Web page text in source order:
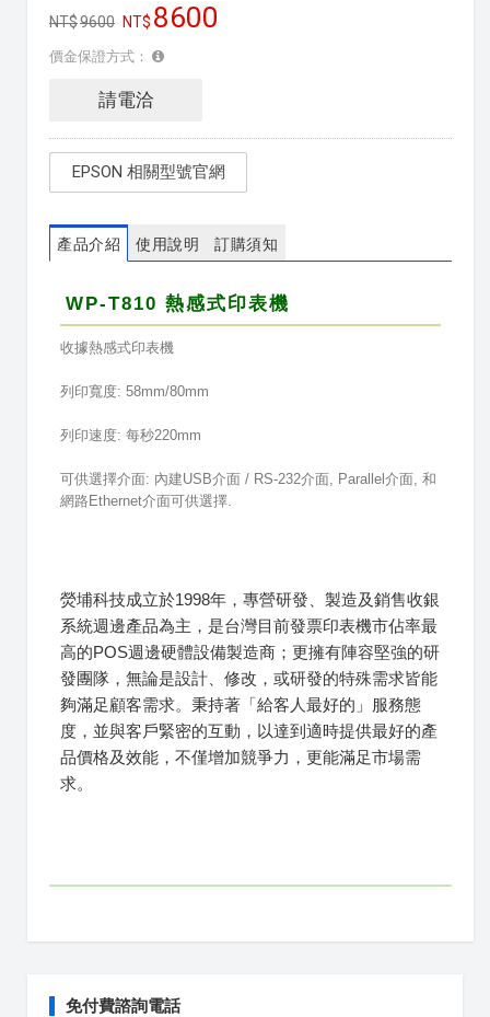
9600 8600
價金保證方式：
請電洽
EPSON 相關型號官網
產品介紹 使用說明 訂購須知
WP-T810 熱感式印表機
收據熱感式印表機
列印寬度: 58mm/80mm
列印速度: 每秒220mm
可供選擇介面: 內建USB介面 / RS-232介面, Parallel介面, 和
網路Ethernet介面可供選擇.
熒埔科技成立於1998年，專營研發、製造及銷售收銀
系統週邊產品為主，是台灣目前發票印表機市佔率最
高的POS週邊硬體設備製造商；更擁有陣容堅強的研
發團隊，無論是設計、修改，或研發的特殊需求皆能
夠滿足顧客需求。秉持著「給客人最好的」服務態
度，並與客戶緊密的互動，以達到適時提供最好的產
品價格及效能，不僅增加競爭力，更能滿足市場需
求。
免付費諮詢電話